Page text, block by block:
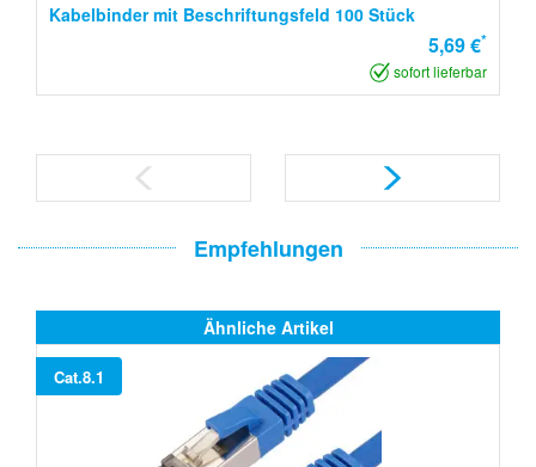
Kabelbinder mit Beschriftungsfeld 100 Stück
5,69 €*
sofort lieferbar
Empfehlungen
Ähnliche Artikel
Cat.8.1